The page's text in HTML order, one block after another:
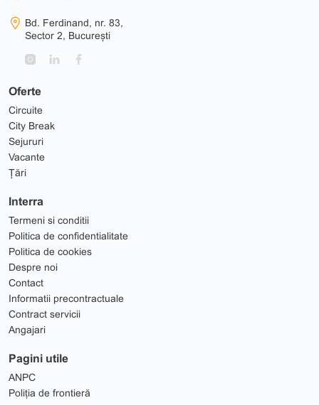
Oferte
Circuite
City Break
Sejururi
Vacante
Țări
Interra
Termeni si conditii
Politica de confidentialitate
Politica de cookies
Despre noi
Contact
Informatii precontractuale
Contract servicii
Angajari
Pagini utile
ANPC
Poliția de frontieră
Bd. Ferdinand, nr. 83,
Sector 2, București